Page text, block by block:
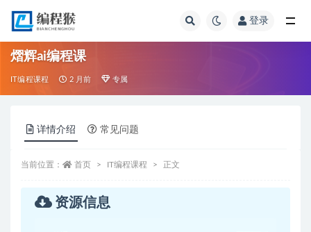
登录
熠辉ai编程课
IT编程课程 2 月前 专属
详情介绍 常见问题
当前位置： 首页 IT编程课程 正文
资源信息